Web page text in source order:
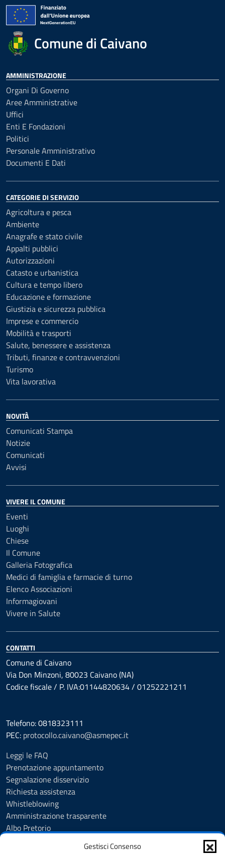
Gestisci Consenso
Comune di Caivano
AMMINISTRAZIONE
Organi Di Governo
Aree Amministrative
Uffici
Enti E Fondazioni
Politici
Personale Amministrativo
Documenti E Dati
CATEGORIE DI SERVIZIO
Agricoltura e pesca
Ambiente
Anagrafe e stato civile
Appalti pubblici
Autorizzazioni
Catasto e urbanistica
Cultura e tempo libero
Educazione e formazione
Giustizia e sicurezza pubblica
Imprese e commercio
Mobilità e trasporti
Salute, benessere e assistenza
Tributi, finanze e contravvenzioni
Turismo
Vita lavorativa
NOVITÀ
Comunicati Stampa
Notizie
Comunicati
Avvisi
VIVERE IL COMUNE
Eventi
Luoghi
Chiese
Il Comune
Galleria Fotografica
Medici di famiglia e farmacie di turno
Elenco Associazioni
Informagiovani
Vivere in Salute
CONTATTI
Comune di Caivano
Via Don Minzoni, 80023 Caivano (NA)
Codice fiscale / P. IVA:01144820634 / 01252221211
Telefono: 0818323111
PEC: protocollo.caivano@asmepec.it
Leggi le FAQ
Prenotazione appuntamento
Segnalazione disservizio
Richiesta assistenza
Whistleblowing
Amministrazione trasparente
Albo Pretorio